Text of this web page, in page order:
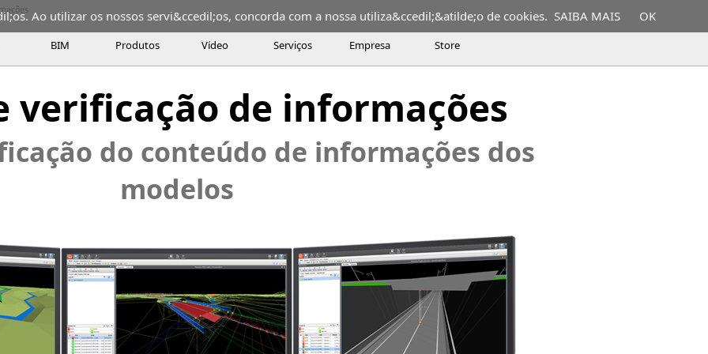
BIM Produtos Vídeo Serviços Empresa Store
Analyzing and verifying the information content of models is a key and indispensable process in
do conteúdo de informações dos modelos
verificação de informações
do conteúdo de informações dos
modelos
Ao utilizar os nossos servi&ccedil;os, concorda com a nossa utiliza&ccedil;&atilde;o de cookies. SAIBA MAIS OK